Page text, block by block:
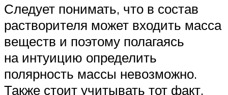
Следует понимать, что в состав
растворителя может входить масса
веществ и поэтому полагаясь
на интуицию определить
полярность массы невозможно.
Также стоит учитывать тот факт,